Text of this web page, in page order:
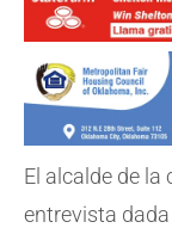
El alcalde de la
entrevista